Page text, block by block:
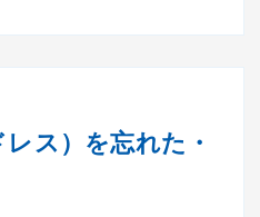
ス）を忘れた・